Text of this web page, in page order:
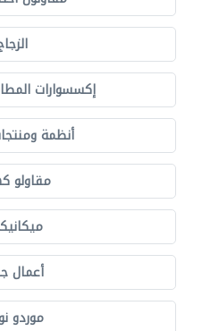
إكسسوارات
أنظمة
مقاولو
أعمال
موردو